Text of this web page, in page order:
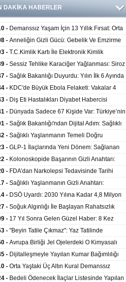
DAKİKA HABERLER
- Demanssız Yaşam İçin 13 Yıllık Fırsat: Orta
Yaşam Tarzı Beyin Sağlığını Belirliyor
- Anneliğin Gizli Gücü: Gebelik Ve Emzirme
Dayanıklılığı Artırabilir Mi?
- T.C.Kimlik Kartı İle Elektronik Kimlik
Yöntemi (Biyometrik Kimlik Doğrulama
07.08.2026
- Sessiz Tehlike Karaciğer Yağlanması: Siroz
Krizine Davetiye Çıkarıyor!
- Sağlık Bakanlığı Duyurdu: Yılın İlk 6 Ayında
Fazla Hasta Hiperbarik Oksijen Tedavisi
- KDC'de Büyük Ebola Felaketi: Vakalar 4
Virüste Mutasyon Şüphesi!
- Diş Eti Hastalıkları Diyabet Habercisi
Ağız Sağlığı Ve Şeker Arasındaki Çift Yönlü
- Dünyada Sadece 67 Kişide Var: Türkiye’nin
Sendromu Vakası Diyarbakır’da
Edildi
- Sağlık Bakanlığı'ndan Dijital Adım: Sağlıklı
Merkezlerinde Uzaktan Danışmanlık Dönemi
- Sağlıklı Yaşlanmanın Temeli Doğru
Geçiyor: İleri Yaşta Hangi Besin
İhtiyaç Duyuluyor?
- GLP-1 İlaçlarında Yeni Dönem: Sağlanan
Yalnızca Kilo Kaybıyla Sınırlı Değil
- Kolonoskopide Başarının Gizli Anahtarı:
Bağırsak Temizliği Poliplerin Gözden
Neden Oluyor
- FDA’dan Narkolepsi Tedavisinde Tarihi
Oreksin Sistemini Hedefleyen İlk İlaç
Sunuldu
- Sağlıklı Yaşlanmanın Gizli Anahtarı:
Kuvvet Antrenmanı Kas Ve Kemik Sağlığını
- DSÖ Uyardı: 2030 Yılına Kadar 4,8 Milyon
ve Ebe Açığı Oluşabilir
- Soğuk Algınlığı İle Başlayan Rahatsızlık
Yetmezliği Çıktı: 17 Yıl Sonra Nakille
Tutundu
- 17 Yıl Sonra Gelen Güzel Haber: 8 Kez
Hastaya 9'uncu Çağrıda Nakil Yapıldı
- "Beyin Tatile Çıkmaz": Yaz Tatilinde
Yüzde 39'u Unutulabiliyor
- Avrupa Birliği Jel Ojelerdeki O Kimyasalı
Kısırlık ve Alerji Riski Uyarısı
- Dijitalleşmeyle Yayılan Kumar Bağımlılığı
ve Aileyi Yıkıma Uğratıyor
- Orta Yaştaki Üç Altın Kural Demanssız
13 Yıl Uzatabiliyor
- Bedeli Ödenecek İlaçlar Listesinde Yapılan